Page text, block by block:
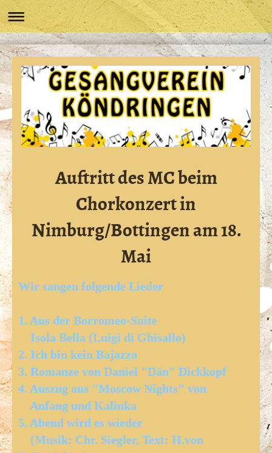
Auftritt des MC beim
Chorkonzert in
Nimburg/Bottingen am 18.
Mai
Wir sangen folgende Lieder
1. Aus der Borromeo-Suite
Isola Bella (Luigi di Ghisallo)
2. Ich bin kein Bajazzo
3. Romanze von Daniel "Dän" Dickkopf
4. Auszug aus "Moscow Nights" von
Anfang und Kalinka
5. Abend wird es wieder
(Musik: Chr. Siegler, Text: H.von